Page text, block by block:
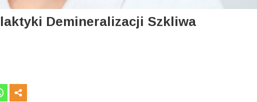
Demineralizacji Szkliwa